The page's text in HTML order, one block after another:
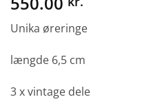
Unika øreringe
længde 6,5 cm
3 x vintage dele